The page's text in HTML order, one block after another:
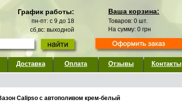
График работы:
пн-пт: с 9 до 18
сб,вс: выходной
Ваша корзина:
Товаров: 0 шт.
На сумму: 0 грн
Доставка Оплата Отзывы Контакты
Calipso с автополивом крем-белый